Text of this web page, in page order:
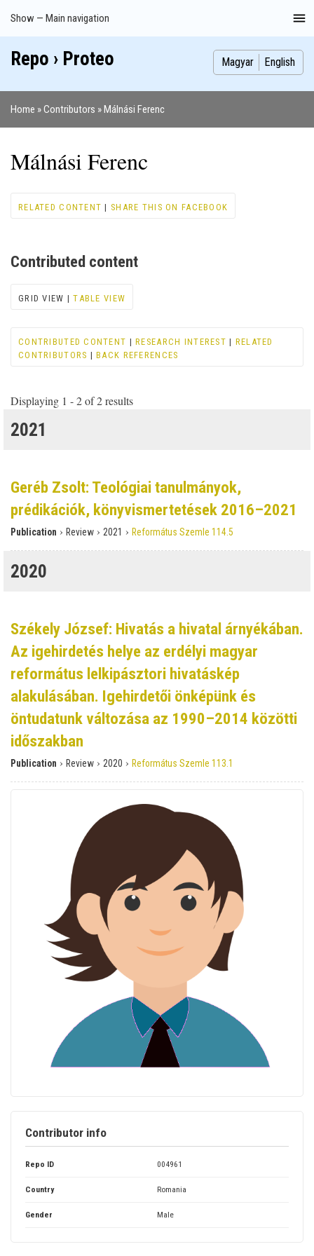
Main
navigation
Show — Main navigation
Index
Publications
Theses
Images
Contributors
Repo › Proteo Magyar English
Home Contributors Málnási Ferenc
Málnási Ferenc
RELATED CONTENT | SHARE THIS ON FACEBOOK
Contributed content
GRID VIEW |TABLE VIEW
CONTRIBUTED CONTENT |RESEARCH INTEREST | RELATED
CONTRIBUTORS |BACK REFERENCES
Displaying 1 - 2 of 2 results
2021
Geréb Zsolt: Teológiai tanulmányok,
prédikációk, könyvismertetések 2016–2021
Publication › Review › 2021 › Református Szemle 114.5
2020
Székely József: Hivatás a hivatal árnyékában.
Az igehirdetés helye az erdélyi magyar
református lelkipásztori hivatáskép
alakulásában. Igehirdetői önképünk és
öntudatunk változása az 1990–2014 közötti
időszakban
Publication › Review › 2020 › Református Szemle 113.1
Contributor info
Repo ID 004961
Country Romania
Gender Male